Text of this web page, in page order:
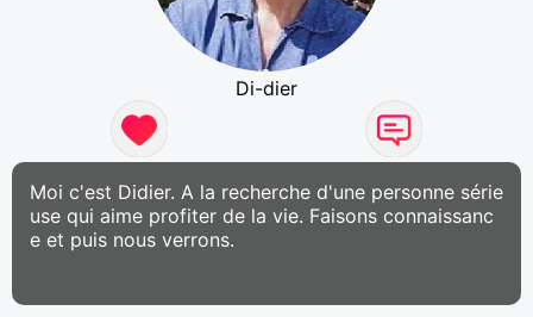
Di-dier
Moi c'est Didier. A la recherche d'une personne série
use qui aime profiter de la vie. Faisons connaissanc
e et puis nous verrons.